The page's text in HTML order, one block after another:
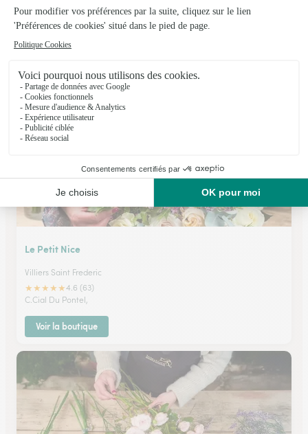
Jardinerie du Mesnil
Le Mesnil Saint Denis
10, rue du Général Leclerc
Voir la boutique
Le Petit Nice
Villiers Saint Frederic
★★★★★4.6 (63)
C.Cial Du Pontel,
Voir la boutique